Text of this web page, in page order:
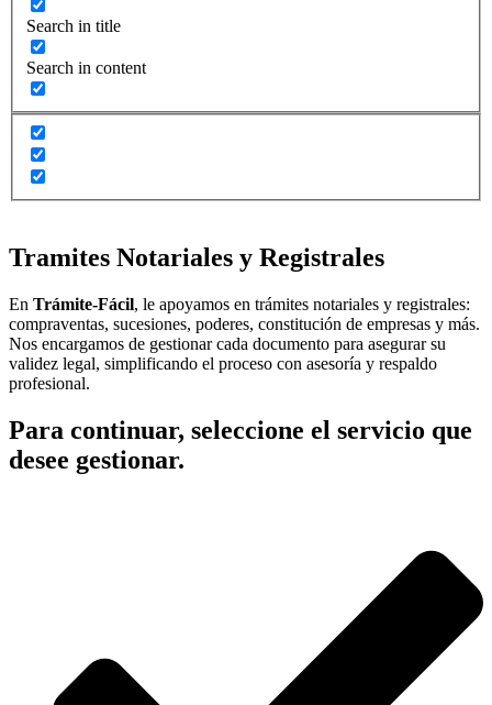
Search in title
Search in content
Tramites Notariales y Registrales
En Trámite-Fácil, le apoyamos en trámites notariales y registrales:
compraventas, sucesiones, poderes, constitución de empresas y más.
Nos encargamos de gestionar cada documento para asegurar su
validez legal, simplificando el proceso con asesoría y respaldo
profesional.
Para continuar, seleccione el servicio que
desee gestionar.